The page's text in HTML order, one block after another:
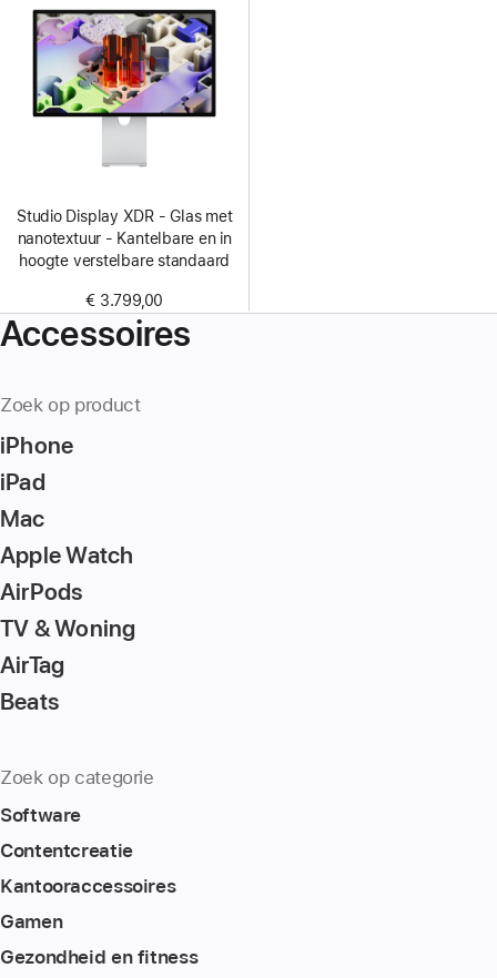
Studio Display XDR - Glas met
nanotextuur - Kantelbare en in
hoogte verstelbare standaard
€ 3.799,00
Accessoires
Zoek op product
iPhone
iPad
Mac
Apple Watch
AirPods
TV & Woning
AirTag
Beats
Zoek op categorie
Software
Content­creatie
Kantoor­accessoires
Gamen
Gezondheid en fitness